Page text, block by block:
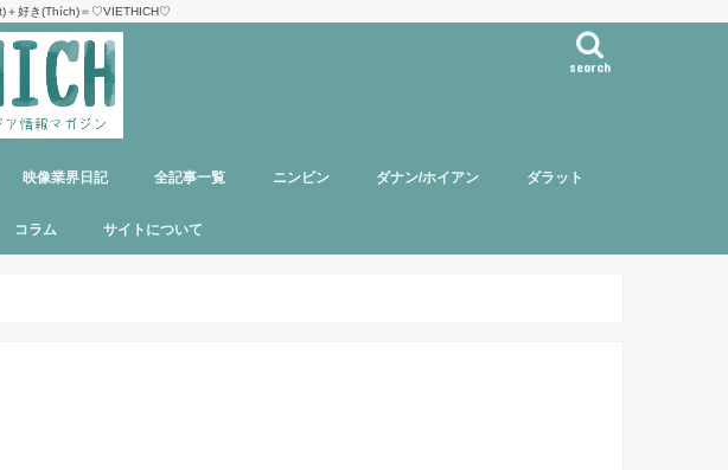
＋好き(Thích)＝♡VIETHICH♡
search
映像業界日記 全記事一覧 ニンビン ダナン/ホイアン ダラット
コラム サイトについて